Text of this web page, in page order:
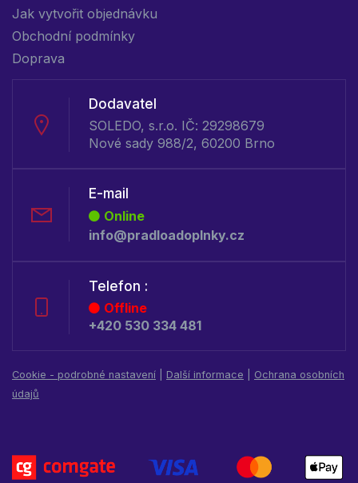
Jak vytvořit objednávku
Obchodní podmínky
Doprava
Dodavatel
SOLEDO, s.r.o. IČ: 29298679
Nové sady 988/2, 60200 Brno
E-mail
Online
info@pradloadoplnky.cz
Telefon :
Offline
+420 530 334 481
Cookie - podrobné nastavení Další informace
Ochrana osobních
údajů